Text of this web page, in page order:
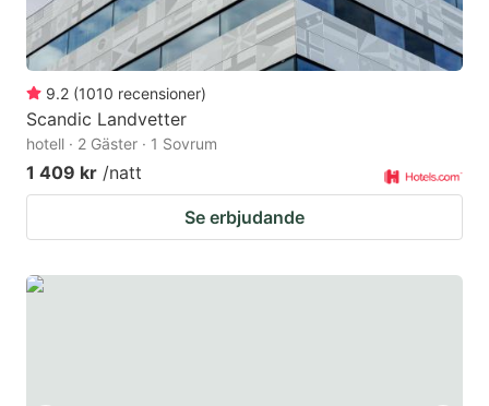
9.2 (1010 recensioner)
Scandic Landvetter
hotell · 2 Gäster · 1 Sovrum
1 409 kr /natt
Se erbjudande